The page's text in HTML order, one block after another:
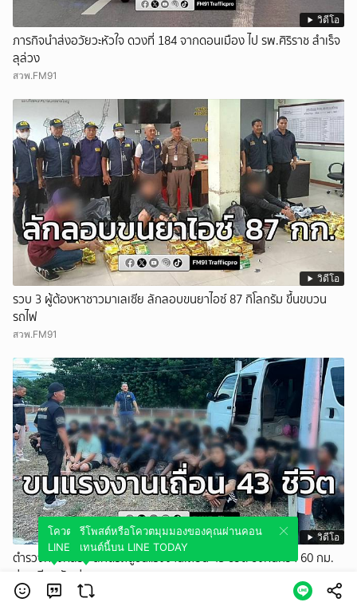
วิดีโอ
ภารกิจนำส่งอวัยวะหัวใจ ดวงที่ 184 จากดอนเมือง ไป รพ.ศิริราช สำเร็จ
ลุล่วง
สวพ.FM91
วิดีโอ
รวบ 3 ผู้ต้องหาชาวมาเลเซีย ลักลอบขนยาไอซ์ 87 กิโลกรัม ขึ้นขบวน
รถไฟ
สวพ.FM91
วิดีโอ
ตำรวจทางหลวง สกัดรถตู้ขนแรงงานเถื่อน 43 ชีวิต ซิ่งหนีกว่า 60 กม.
ก่อนเสียหลักพุ่งเกาะกลางถนน
สวพ.FM91
โควตมุมมองของคุณผ่านคอนเทนต์นี้บน
LINE TODAY
รีโพสต์หรือโควตมุมมองของคุณผ่านคอน
เทนต์นี้บน LINE TODAY